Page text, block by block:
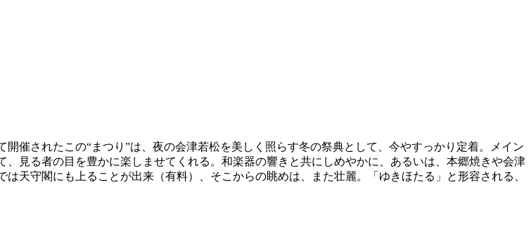
催されたこの“まつり”は、夜の会津若松を美しく照らす冬の祭典として、今やすっかり定着。メイン
見る者の目を豊かに楽しませてくれる。和楽器の響きと共にしめやかに、あるいは、本郷焼きや会津
天守閣にも上ることが出来（有料）、そこからの眺めは、また壮麗。「ゆきほたる」と形容される、